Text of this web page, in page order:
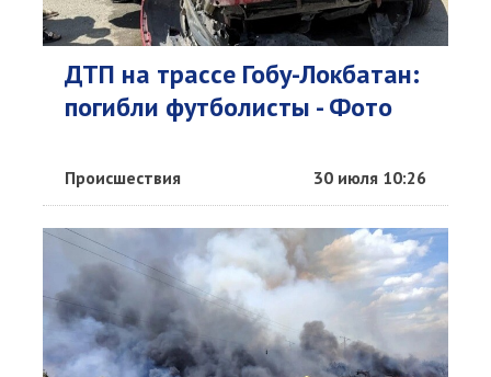
ДТП на трассе Гобу-Локбатан:
погибли футболисты - Фото
Происшествия 30 июля 10:26